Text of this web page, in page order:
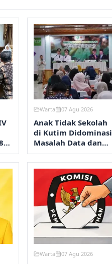
Warta 07 Agu 2026
Anak Tidak Sekolah
di Kutim Didominasi
Masalah Data dan
Migrasi Penduduk
Warta 07 Agu 2026